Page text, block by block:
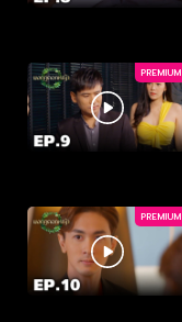
PREMIUM
PREMIUM